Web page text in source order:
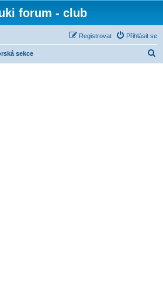
forum - club
Přihlásit se
Registrovat
sekce